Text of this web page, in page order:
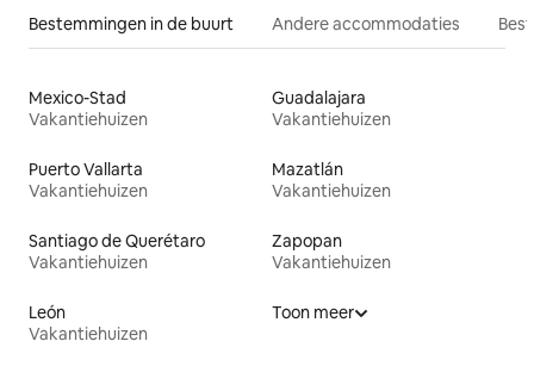
Bestemmingen in de buurt Andere accommodaties
Mexico-Stad
Vakantiehuizen
Guadalajara
Vakantiehuizen
Puerto Vallarta
Vakantiehuizen
Mazatlán
Vakantiehuizen
Santiago de Querétaro
Vakantiehuizen
Zapopan
Vakantiehuizen
León
Vakantiehuizen
Toon meer